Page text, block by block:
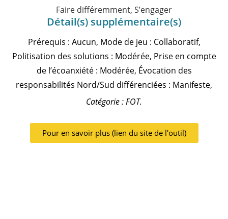
Faire différemment, S’engager
Détail(s) supplémentaire(s)
Prérequis : Aucun, Mode de jeu : Collaboratif,
Politisation des solutions : Modérée, Prise en compte
de l’écoanxiété : Modérée, Évocation des
responsabilités Nord/Sud différenciées : Manifeste,
Catégorie : FOT.
Pour en savoir plus (lien du site de l'outil)